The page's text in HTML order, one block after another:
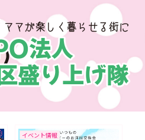
イベント情報